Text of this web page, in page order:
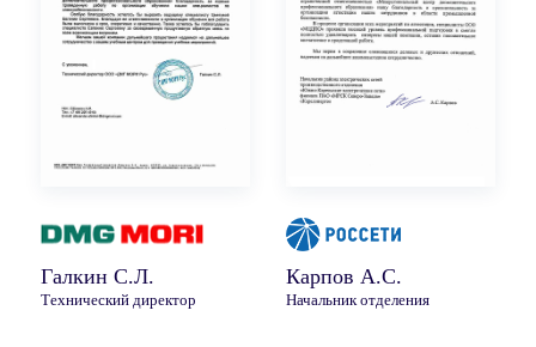
Галкин С.Л.
Технический директор
Карпов А.С.
Начальник отделения